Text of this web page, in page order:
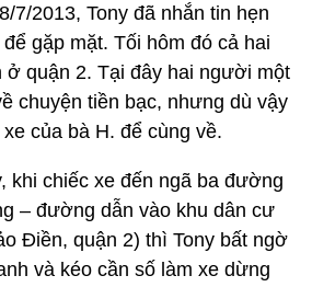
7/2013, Tony đã nhắn tin hẹn
gặp mặt. Tối hôm đó cả hai
ở quận 2. Tại đây hai người một
chuyện tiền bạc, nhưng dù vậy
của bà H. để cùng về.
khi chiếc xe đến ngã ba đường
– đường dẫn vào khu dân cư
Điền, quận 2) thì Tony bất ngờ
và kéo cần số làm xe dừng